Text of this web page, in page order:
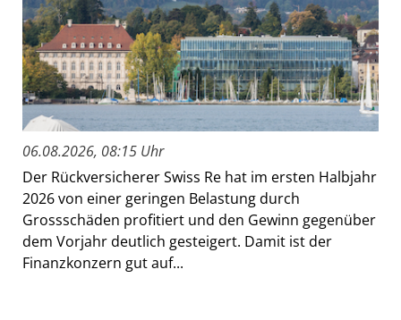
06.08.2026, 08:15 Uhr
Der Rückversicherer Swiss Re hat im ersten Halbjahr
2026 von einer geringen Belastung durch
Grossschäden profitiert und den Gewinn gegenüber
dem Vorjahr deutlich gesteigert. Damit ist der
Finanzkonzern gut auf...